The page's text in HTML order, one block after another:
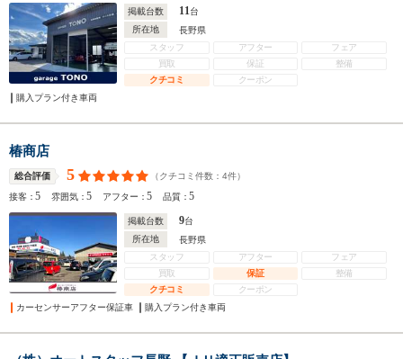
掲載台数 11台
所在地
長野県
スタッフ
アフター
フェア
買取
保証
整備
クチコミ
クーポン
購入プラン付き車両
椿商店
総合評価 5 （クチコミ件数： 4件）
接客：5 雰囲気：5 アフター：5 品質：5
掲載台数 9台
所在地
長野県
スタッフ
アフター
フェア
買取
保証
整備
クチコミ
クーポン
カーセンサーアフター保証車
購入プラン付き車両